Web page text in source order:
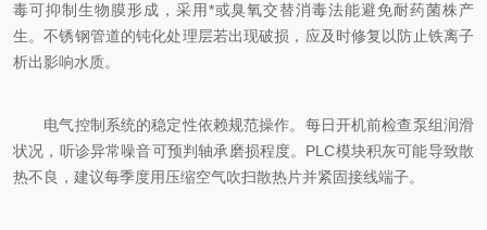
毒可抑制生物膜形成，采用*或臭氧交替消毒法能避免耐药菌株产
生。不锈钢管道的钝化处理层若出现破损，应及时修复以防止铁离子
析出影响水质。
电气控制系统的稳定性依赖规范操作。每日开机前检查泵组润滑
状况，听诊异常噪音可预判轴承磨损程度。PLC模块积灰可能导致散
热不良，建议每季度用压缩空气吹扫散热片并紧固接线端子。